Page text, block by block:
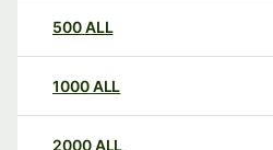
500ALL
1000ALL
2000ALL